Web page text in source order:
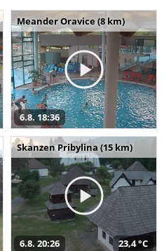
Meander Oravice (8 km)
6.8. 18:36
Skanzen Pribylina (15 km)
6.8. 20:26 23,4 °C